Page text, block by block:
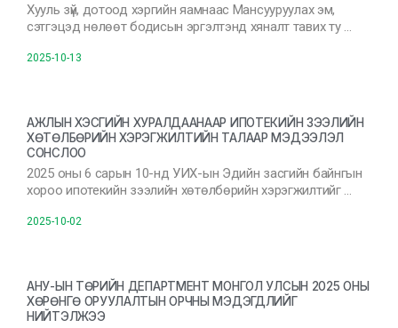
Хууль зүй, дотоод хэргийн яамнаас Мансууруулах эм,
сэтгэцэд нөлөөт бодисын эргэлтэнд хяналт тавих ту …
2025-10-13
АЖЛЫН ХЭСГИЙН ХУРАЛДААНААР ИПОТЕКИЙН ЗЭЭЛИЙН
ХӨТӨЛБӨРИЙН ХЭРЭГЖИЛТИЙН ТАЛААР МЭДЭЭЛЭЛ
СОНСЛОО
2025 оны 6 сарын 10-нд УИХ-ын Эдийн засгийн байнгын
хороо ипотекийн зээлийн хөтөлбөрийн хэрэгжилтийг …
2025-10-02
АНУ-ЫН ТӨРИЙН ДЕПАРТМЕНТ МОНГОЛ УЛСЫН 2025 ОНЫ
ХӨРӨНГӨ ОРУУЛАЛТЫН ОРЧНЫ МЭДЭГДЛИЙГ
НИЙТЭЛЖЭЭ